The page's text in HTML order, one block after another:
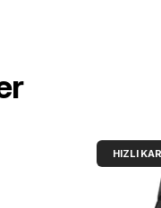
HIZLI